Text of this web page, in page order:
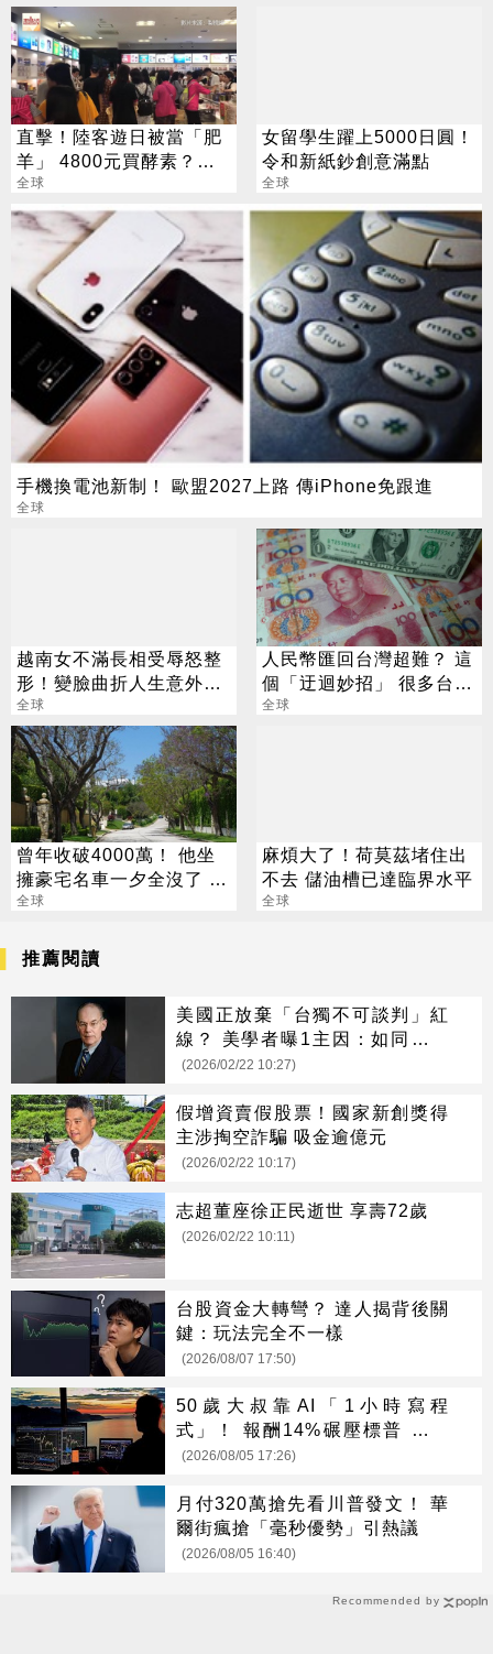
直擊！陸客遊日被當「肥
羊」 4800元買酵素？藥
劑師驚呆
全球
女留學生躍上5000日圓！
令和新紙鈔創意滿點
全球
手機換電池新制！ 歐盟2027上路 傳iPhone免跟進
全球
越南女不滿長相受辱怒整
形！變臉曲折人生意外成
網紅
全球
人民幣匯回台灣超難？ 這
個「迂迴妙招」 很多台幹
還不知道
全球
曾年收破4000萬！ 他坐
擁豪宅名車一夕全沒了 卻
喊「比過去更快樂」
全球
麻煩大了！荷莫茲堵住出
不去 儲油槽已達臨界水平
全球
Recommended by
推薦閱讀
美國正放棄「台獨不可談判」紅
線？ 美學者曝1主因：如同蘇聯
放棄東歐
(2026/02/22 10:27)
假增資賣假股票！國家新創獎得
主涉掏空詐騙 吸金逾億元
(2026/02/22 10:17)
志超董座徐正民逝世 享壽72歲
(2026/02/22 10:11)
台股資金大轉彎？ 達人揭背後關
鍵：玩法完全不一樣
(2026/08/07 17:50)
50歲大叔靠AI「1小時寫程
式」！ 報酬14%碾壓標普 直接
辭職去炒股
(2026/08/05 17:26)
月付320萬搶先看川普發文！ 華
爾街瘋搶「毫秒優勢」引熱議
(2026/08/05 16:40)